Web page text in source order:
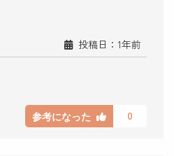
投稿日：1年前
参考になった 0